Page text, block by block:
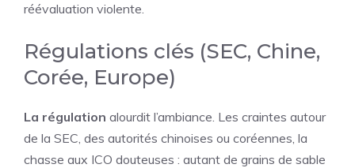
réévaluation violente.
Régulations clés (SEC, Chine,
Corée, Europe)
La régulation alourdit l’ambiance. Les craintes autour
de la SEC, des autorités chinoises ou coréennes, la
chasse aux ICO douteuses : autant de grains de sable